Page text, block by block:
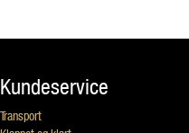
Kundeservice
Transport